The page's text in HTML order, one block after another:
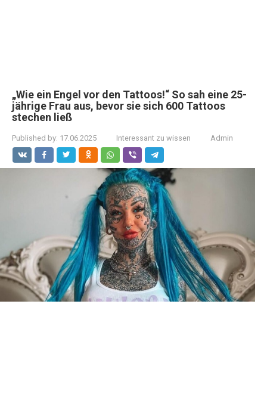
„Wie ein Engel vor den Tattoos!“ So sah eine 25-
jährige Frau aus, bevor sie sich 600 Tattoos
stechen ließ
Published by: 17.06.2025 Interessant zu wissen Admin